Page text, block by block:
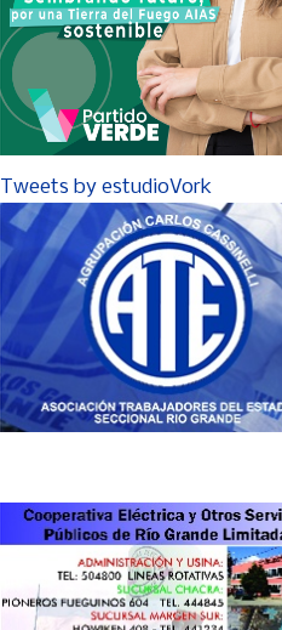
Tweets by estudioVork